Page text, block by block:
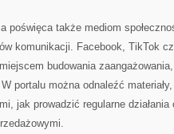
poświęca także mediom
komunikacji. Facebook, TikTok
budowania
portalu można odnaleźć
jak prowadzić regularne